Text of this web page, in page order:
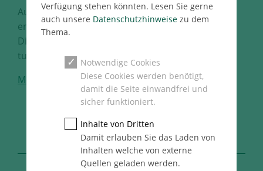
Auf Sie kommt es für uns an. Treten Sie ein und
entdecken Sie unser vielfältiges
Dienstleitungsangebot. Was können wir für Sie
tun?
Mehr
YOUR BEST FUTURE
Verfügung stehen könnten. Lesen Sie gerne
auch unsere Datenschutzhinweisezu dem
Thema.
Notwendige Cookies
Diese Cookies werden benötigt,
damit die Seite einwandfrei und
sicher funktioniert.
Inhalte von Dritten
Damit erlauben Sie das Laden von
Inhalten welche von externe
Quellen geladen werden.